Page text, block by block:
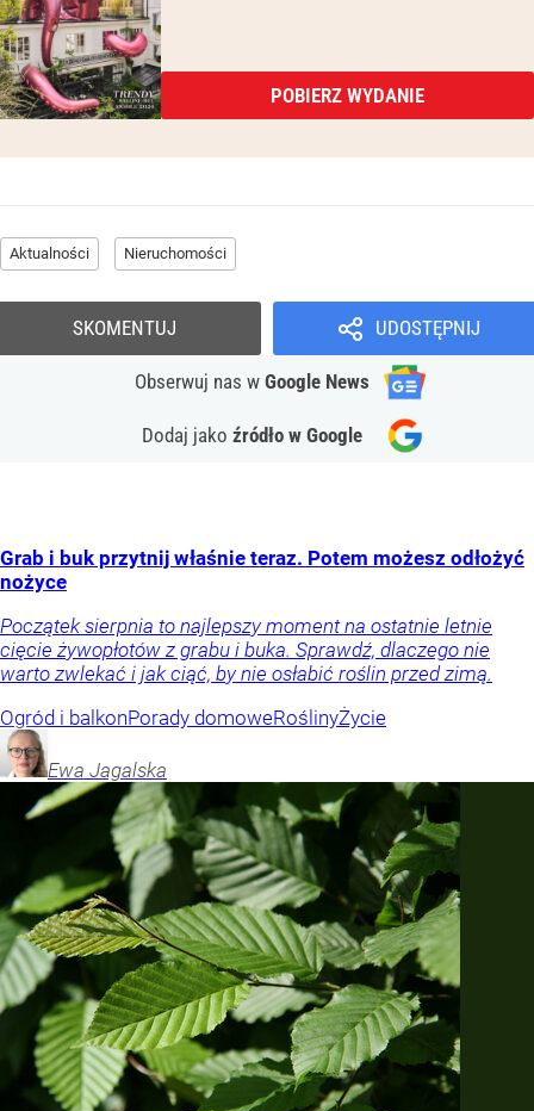
POBIERZ WYDANIE
Aktualności Nieruchomości
UDOSTĘPNIJ
Obserwuj nas w Google News
Dodaj jako źródło w Google
SKOMENTUJ
Grab i buk przytnij właśnie teraz. Potem możesz odłożyć
nożyce
Początek sierpnia to najlepszy moment na ostatnie letnie
cięcie żywopłotów z grabu i buka. Sprawdź, dlaczego nie
warto zwlekać i jak ciąć, by nie osłabić roślin przed zimą.
Ogród i balkonPorady domoweRoślinyŻycie
Ewa Jagalska